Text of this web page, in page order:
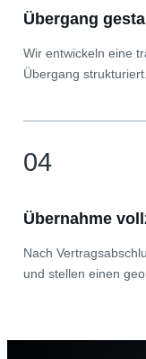
Übergang
Wir entwickeln eine
Übergang strukturiert.
04
Übernahme
Nach
und stellen einen